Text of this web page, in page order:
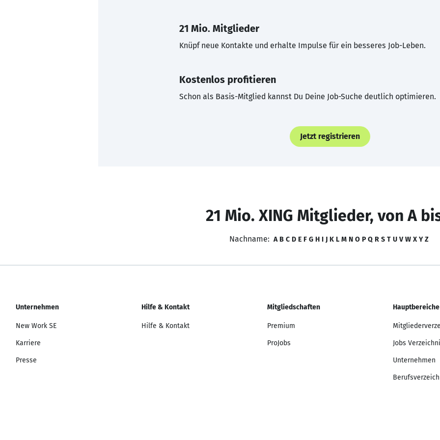
21 Mio. Mitglieder
Knüpf neue Kontakte und erhalte Impulse für ein besseres Job-Leben.
Kostenlos profitieren
Schon als Basis-Mitglied kannst Du Deine Job-Suche deutlich optimieren.
Jetzt registrieren
21 Mio. XING Mitglieder, von A
Nachname: A B C D E F G H I J K L M N O P Q R S T U V W X Y Z
Unternehmen
New Work SE
Karriere
Presse
Hilfe & Kontakt
Hilfe & Kontakt
Mitgliedschaften
Premium
ProJobs
Hauptbereiche
Jobs
Unternehmen